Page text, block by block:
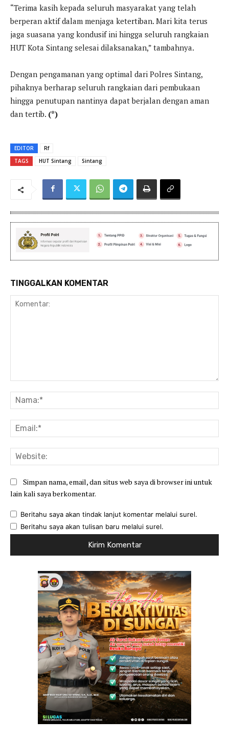
“Terima kasih kepada seluruh masyarakat yang telah
berperan aktif dalam menjaga ketertiban. Mari kita terus
jaga suasana yang kondusif ini hingga seluruh rangkaian
HUT Kota Sintang selesai dilaksanakan,” tambahnya.
Dengan pengamanan yang optimal dari Polres Sintang,
pihaknya berharap seluruh rangkaian dari pembukaan
hingga penutupan nantinya dapat berjalan dengan aman
dan tertib. (*)
EDITOR
Rf
TAGS
HUT Sintang Sintang
TINGGALKAN KOMENTAR
Simpan nama, email, dan situs web saya di browser ini untuk
lain kali saya berkomentar.
Beritahu saya akan tindak lanjut komentar melalui surel.
Beritahu saya akan tulisan baru melalui surel.